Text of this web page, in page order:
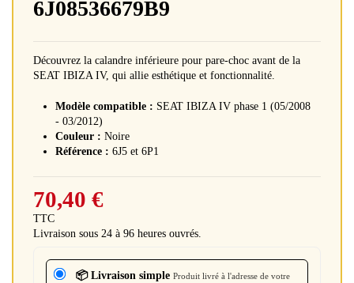
6J08536679B9
Découvrez la calandre inférieure pour pare-choc avant de la
SEAT IBIZA IV, qui allie esthétique et fonctionnalité.
Modèle compatible : SEAT IBIZA IV phase 1 (05/2008
- 03/2012)
Couleur : Noire
Référence : 6J5 et 6P1
70,40 €
TTC
Livraison sous 24 à 96 heures ouvrés.
📦 Livraison simple Produit livré à l'adresse de votre